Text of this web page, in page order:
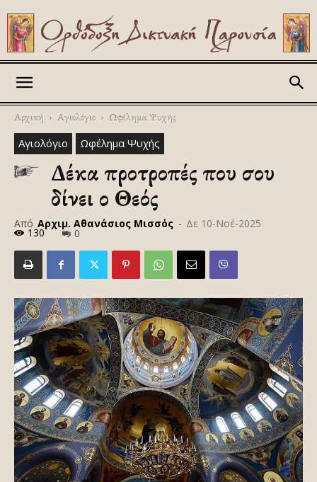
Αρχική Αγιολόγιο Ωφέλημα Ψυχής
Αγιολόγιο Ωφέλημα Ψυχής
Δέκα προτροπές που σου
δίνει ο Θεός
Από Αρχιμ. Αθανάσιος Μισσός - Δε 10-Νοέ-2025
130 0